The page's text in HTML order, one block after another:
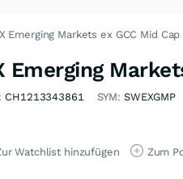
Emerging Markets ex GCC Mid
Emerging
CH1213343861 SYM: SWEXGMP
Watchlist hinzufügen Zum